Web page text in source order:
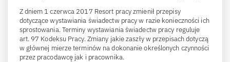
Z dniem 1 czerwca 2017 Resort pracy zmienił przepisy
dotyczące wystawiania świadectw pracy w razie konieczności ich
sprostowania. Terminy wystawiania świadectw pracy reguluje
art. 97 Kodeksu Pracy. Zmiany jakie zaszły w przepisach dotyczą
w głównej mierze terminów na dokonanie określonych czynności
przez pracodawcę jak i pracownika.